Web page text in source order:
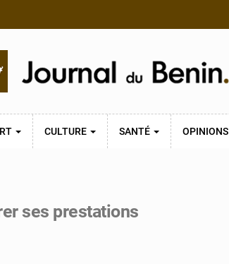
CULTURE SANTÉ OPINIONS
ses prestations